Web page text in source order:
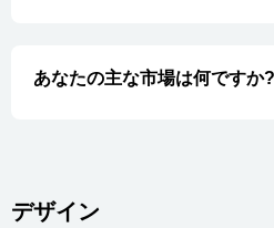
あなたの主な市場は何ですか?
デザイン